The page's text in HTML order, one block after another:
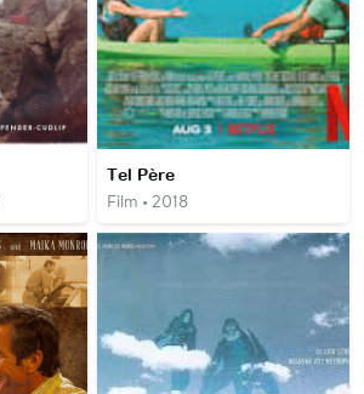
Tel Père
Film • 2018